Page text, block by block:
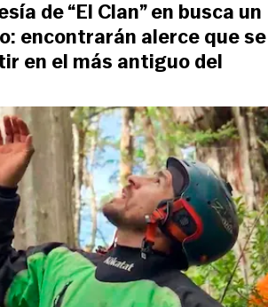
de “El Clan” en busca un
encontrarán alerce que se
en el más antiguo del